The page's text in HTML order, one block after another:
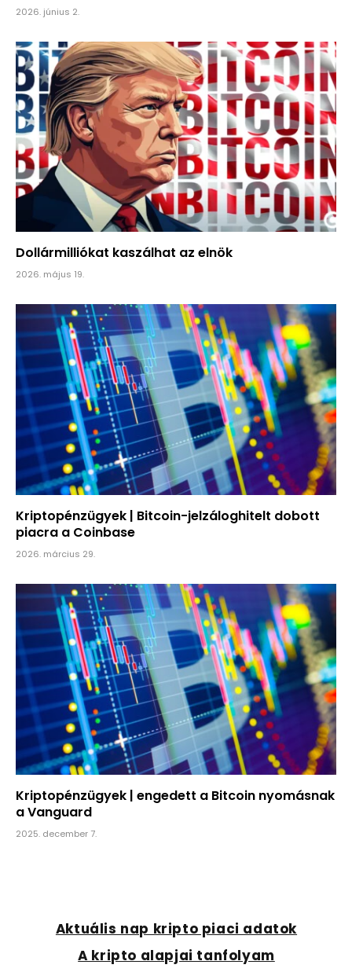
2026. június 2.
Dollármilliókat kaszálhat az elnök
2026. május 19.
Kriptopénzügyek | Bitcoin-jelzáloghitelt dobott
piacra a Coinbase
2026. március 29.
Kriptopénzügyek | engedett a Bitcoin nyomásnak
a Vanguard
2025. december 7.
Aktuális nap kripto piaci adatok
A kripto alapjai tanfolyam